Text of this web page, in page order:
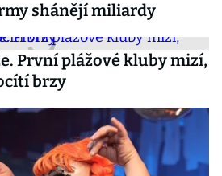
shánějí miliardy
První plážové kluby mizí,
brzy